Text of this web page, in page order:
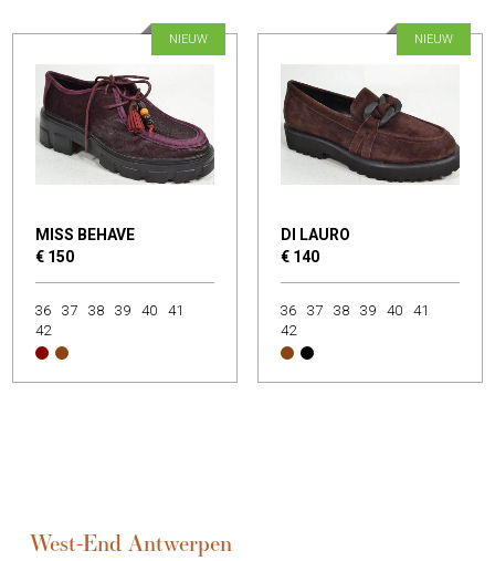
MISS BEHAVE
€ 150
NIEUW
36 37 38 39 40
41
42
DI LAURO
€ 140
NIEUW
36 37 38 39 40
41
42
West-End Antwerpen